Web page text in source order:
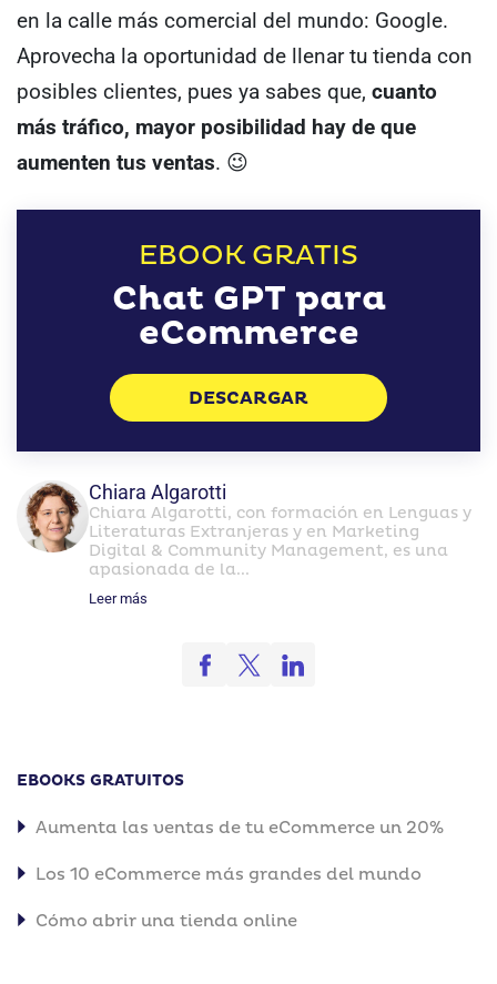
en la calle más comercial del mundo: Google.
Aprovecha la oportunidad de llenar tu tienda con
posibles clientes, pues ya sabes que, cuanto
más tráfico, mayor posibilidad hay de que
aumenten tus ventas. 😉
EBOOK GRATIS
Chat GPT para
eCommerce
DESCARGAR
Chiara Algarotti
Chiara Algarotti, con formación en Lenguas y
Literaturas Extranjeras y en Marketing
Digital & Community Management, es una
apasionada de la...
Leer más
EBOOKS GRATUITOS
Aumenta las ventas de tu eCommerce un 20%
Los 10 eCommerce más grandes del mundo
Cómo abrir una tienda online